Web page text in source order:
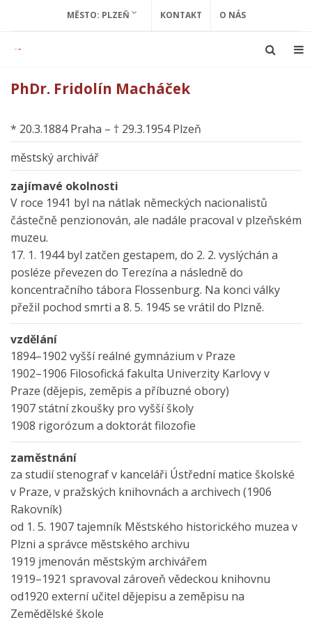
MĚSTO: PLZEŇ KONTAKT O NÁS
PhDr. Fridolín Macháček
* 20.3.1884 Praha – † 29.3.1954 Plzeň
městský archivář
zajímavé okolnosti
V roce 1941 byl na nátlak německých nacionalistů
částečně penzionován, ale nadále pracoval v plzeňském
muzeu.
17. 1. 1944 byl zatčen gestapem, do 2. 2. vyslýchán a
posléze převezen do Terezína a následně do
koncentračního tábora Flossenburg. Na konci války
přežil pochod smrti a 8. 5. 1945 se vrátil do Plzně.
vzdělání
1894–1902 vyšší reálné gymnázium v Praze
1902–1906 Filosofická fakulta Univerzity Karlovy v
Praze (dějepis, zeměpis a příbuzné obory)
1907 státní zkoušky pro vyšší školy
1908 rigorózum a doktorát filozofie
zaměstnání
za studií stenograf v kanceláři Ústřední matice školské
v Praze, v pražských knihovnách a archivech (1906
Rakovník)
od 1. 5. 1907 tajemník Městského historického muzea v
Plzni a správce městského archivu
1919 jmenován městským archivářem
1919–1921 spravoval zároveň vědeckou knihovnu
od1920 externí učitel dějepisu a zeměpisu na
Zemědělské škole